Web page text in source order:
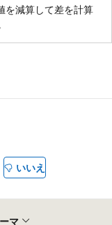
を減算して差を計算
いいえ
マ